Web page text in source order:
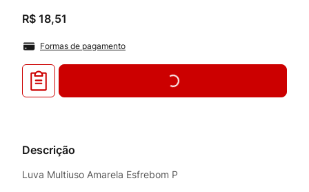
R$ 18,51
Formas de pagamento
Descrição
Luva Multiuso Amarela Esfrebom P